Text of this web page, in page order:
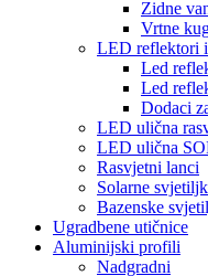
Zidne
Vrtne
LED reflektori
Led
Led
Dodaci
LED ulična
LED ulična
Rasvjetni lanci
Solarne
Bazenske
Ugradbene utičnice
Aluminijski profili
Nadgradni